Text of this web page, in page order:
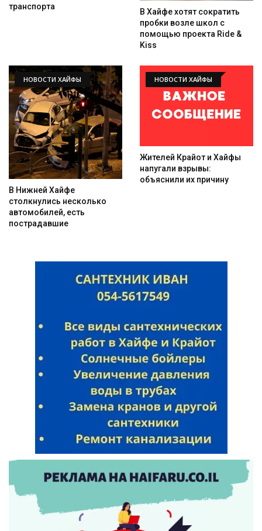
Искать
транспорта
В Хайфе хотят сократить
пробки возле школ с
помощью проекта Ride &
Kiss
НОВОСТИ ХАЙФЫ
В Нижней Хайфе
столкнулись несколько
автомобилей, есть
пострадавшие
НОВОСТИ ХАЙФЫ
Жителей Крайот и Хайфы
напугали взрывы:
объяснили их причину